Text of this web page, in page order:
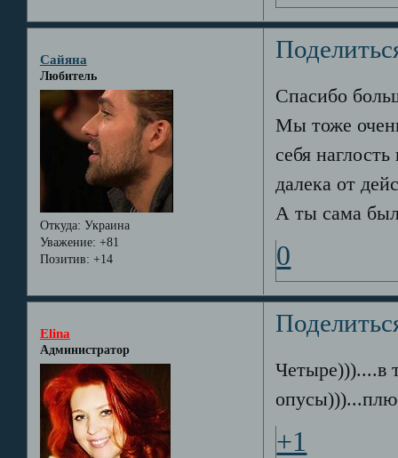
Сайяна
Любитель
Откуда: Украина
Уважение: +81
Позитив: +14
Спасибо
Мы тоже
себя
далека от
А ты сама
0
Elina
Администратор
Четыре)))....в
+1